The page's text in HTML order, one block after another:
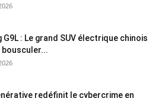
G9L : Le grand SUV électrique chinois
bousculer...
redéfinit le cybercrime en